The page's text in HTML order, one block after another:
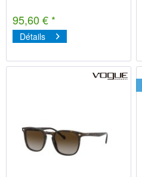
95,60 € *
Détails